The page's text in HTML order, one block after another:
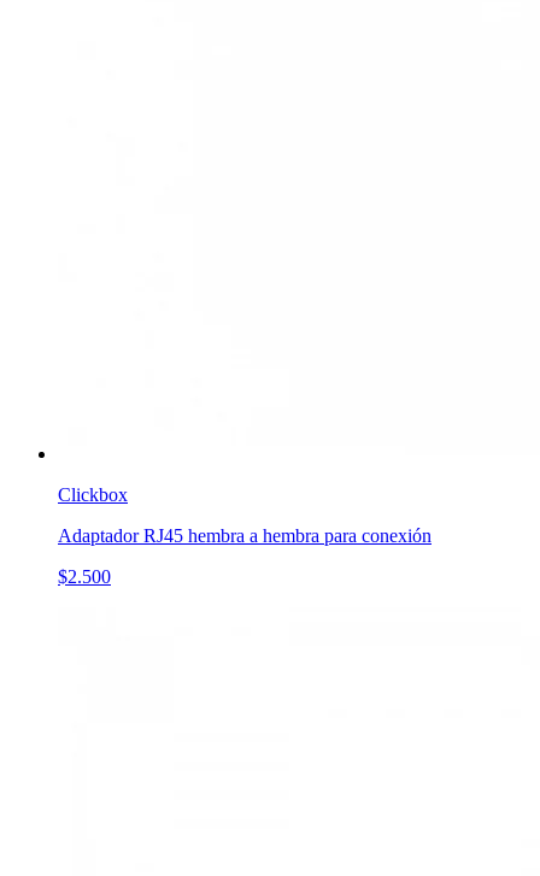
Clickbox
Adaptador RJ45 hembra a hembra para conexión
$2.500